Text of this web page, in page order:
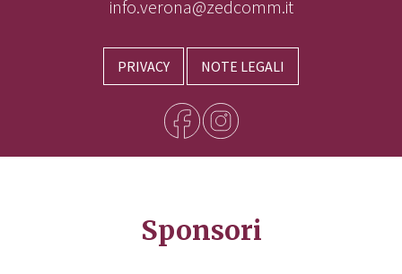
info.verona@zedcomm.it
PRIVACY NOTE LEGALI
Sponsori